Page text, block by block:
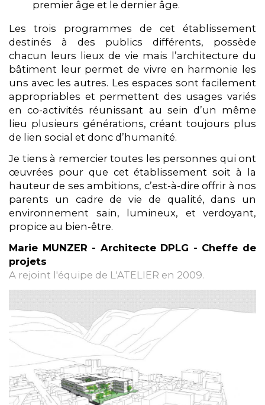
premier âge et le dernier âge.
Les trois programmes de cet établissement
destinés à des publics différents, possède
chacun leurs lieux de vie mais l’architecture du
bâtiment leur permet de vivre en harmonie les
uns avec les autres. Les espaces sont facilement
appropriables et permettent des usages variés
en co-activités réunissant au sein d’un même
lieu plusieurs générations, créant toujours plus
de lien social et donc d’humanité.
Je tiens à remercier toutes les personnes qui ont
œuvrées pour que cet établissement soit à la
hauteur de ses ambitions, c’est-à-dire offrir à nos
parents un cadre de vie de qualité, dans un
environnement sain, lumineux, et verdoyant,
propice au bien-être.
Marie MUNZER - Architecte DPLG - Cheffe de
projets
A rejoint l'équipe de L'ATELIER en 2009.